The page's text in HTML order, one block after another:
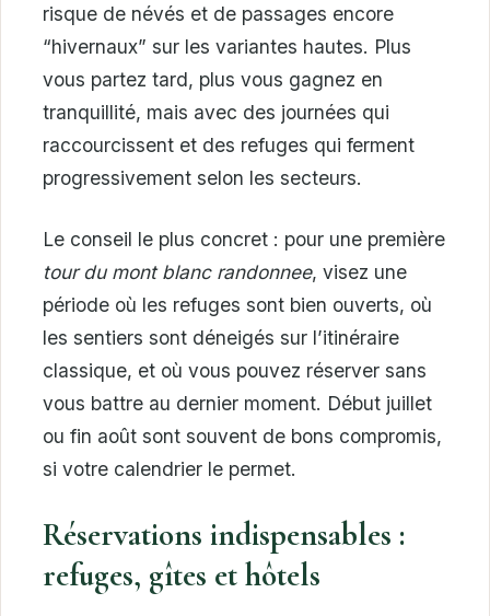
risque de névés et de passages encore
“hivernaux” sur les variantes hautes. Plus
vous partez tard, plus vous gagnez en
tranquillité, mais avec des journées qui
raccourcissent et des refuges qui ferment
progressivement selon les secteurs.
Le conseil le plus concret : pour une première
tour du mont blanc randonnee, visez une
période où les refuges sont bien ouverts, où
les sentiers sont déneigés sur l’itinéraire
classique, et où vous pouvez réserver sans
vous battre au dernier moment. Début juillet
ou fin août sont souvent de bons compromis,
si votre calendrier le permet.
Réservations indispensables :
refuges, gîtes et hôtels